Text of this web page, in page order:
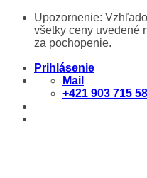
Skip
content
Upozornenie:
všetky ceny uvedené
za pochopenie.
Prihlásenie
Mail
+421 903 715